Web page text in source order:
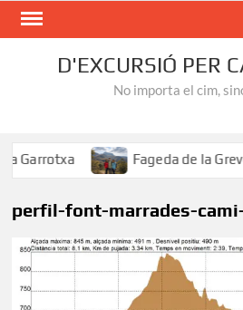
Skip
D'EXCURSIÓ PER
No importa el cim,
Fageda de la
perfil-font-marrades-